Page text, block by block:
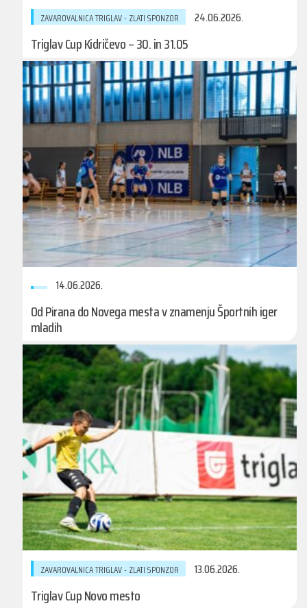
ZAVAROVALNICA TRIGLAV - ZLATI SPONZOR 24.06.2026.
Triglav Cup Kidričevo – 30. in 31.05
14.06.2026.
Od Pirana do Novega mesta v znamenju Športnih iger
mladih
ZAVAROVALNICA TRIGLAV - ZLATI SPONZOR 13.06.2026.
Triglav Cup Novo mesto